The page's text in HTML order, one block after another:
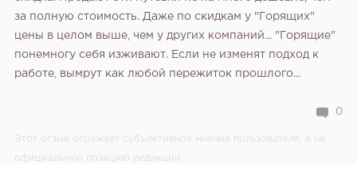
за полную стоимость. Даже по скидкам у "Горящих"
цены в целом выше, чем у других компаний... "Горящие"
понемногу себя изживают. Если не изменят подход к
работе, вымрут как любой пережиток прошлого...
0
Этот отзыв отражает субъективное мнение пользователя, а не
официальную позицию редакции.